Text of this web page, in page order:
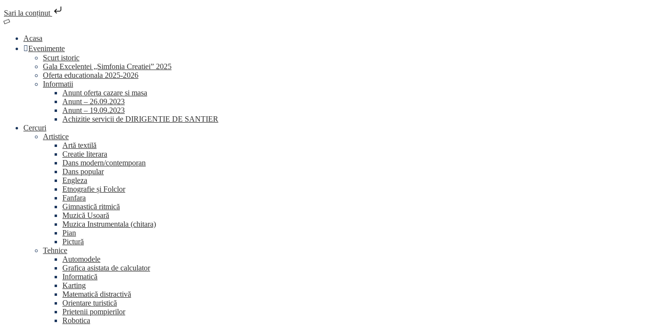
Sari la conținut
Skip
contentAcasa
Evenimente
Scurt istoric
Gala Excelentei „Simfonia Creatiei” 2025
Oferta educationala 2025-2026
Informatii
Anunt oferta cazare si masa
Anunt – 26.09.2023
Anunt – 19.09.2023
Achizitie servicii de DIRIGENTIE DE SANTIER
Cercuri
Artistice
Artă textilă
Creatie literara
Dans modern/contemporan
Dans popular
Engleza
Etnografie și Folclor
Fanfara
Gimnastică ritmică
Muzică Usoară
Muzica Instrumentala (chitara)
Pian
Pictură
Tehnice
Automodele
Grafica asistata de calculator
Informatică
Karting
Matematică distractivă
Orientare turistică
Prietenii pompierilor
Robotica